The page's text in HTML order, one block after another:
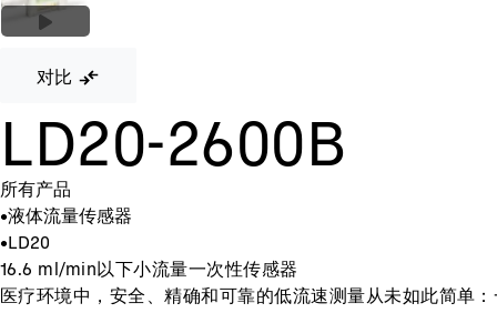
对比
LD20-2600B
所有产品
•液体流量传感器
•LD20
16.6 ml/min以下小流量一次性传感器
医疗环境中，安全、精确和可靠的低流速测量从未如此简单